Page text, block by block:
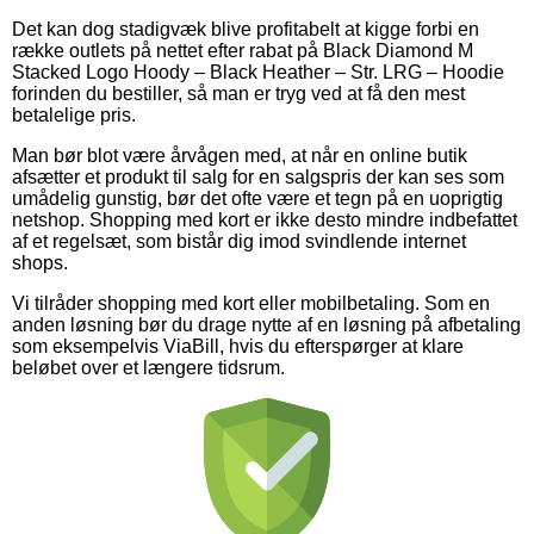
Det kan dog stadigvæk blive profitabelt at kigge forbi en
række outlets på nettet efter rabat på Black Diamond M
Stacked Logo Hoody – Black Heather – Str. LRG – Hoodie
forinden du bestiller, så man er tryg ved at få den mest
betalelige pris.
Man bør blot være årvågen med, at når en online butik
afsætter et produkt til salg for en salgspris der kan ses som
umådelig gunstig, bør det ofte være et tegn på en uoprigtig
netshop. Shopping med kort er ikke desto mindre indbefattet
af et regelsæt, som bistår dig imod svindlende internet
shops.
Vi tilråder shopping med kort eller mobilbetaling. Som en
anden løsning bør du drage nytte af en løsning på afbetaling
som eksempelvis ViaBill, hvis du efterspørger at klare
beløbet over et længere tidsrum.